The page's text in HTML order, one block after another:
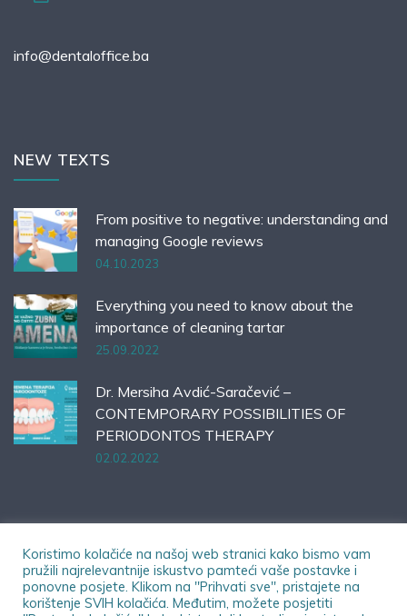
info@dentaloffice.ba
NEW TEXTS
From positive to negative: understanding and
managing Google reviews
04.10.2023
Everything you need to know about the
importance of cleaning tartar
25.09.2022
Dr. Mersiha Avdić-Saračević –
CONTEMPORARY POSSIBILITIES OF
PERIODONTOS THERAPY
02.02.2022
© 2023 Dental Office | All rights reserved.
Koristimo kolačiće na našoj web stranici kako bismo vam
pružili najrelevantnije iskustvo pamteći vaše postavke i
ponovne posjete. Klikom na "Prihvati sve", pristajete na
korištenje SVIH kolačića. Međutim, možete posjetiti